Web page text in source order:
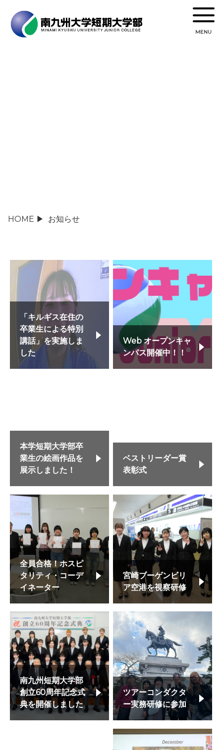
MENU
HOME ▶ お知らせ
「キルギス在住の
卒業生による特別
講話」を実施しま
した
Web オープンキャ
ンパス開催中！！
本学短期大学部卒
業生の絵画作品を
展示しました！
ベストリーダー賞
表彰式
全員合格！ホスピ
タリティ・コーデ
イネーター
宮崎ブーゲンビリ
ア空港を視察研修
南九州短期大学部
創立60周年記念式
典を開催しました
ツアーコンダクタ
ー実務研修に参加